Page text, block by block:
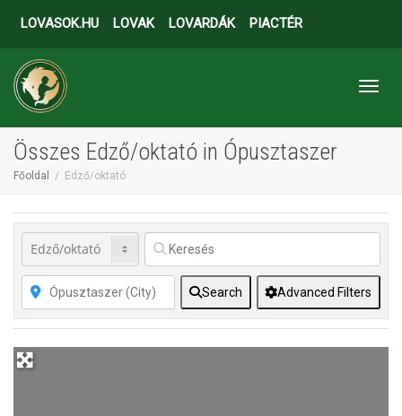
LOVASOK.HU LOVAK LOVARDÁK PIACTÉR
Összes Edző/oktató in Ópusztaszer
Főoldal Edző/oktató
Search Advanced Filters